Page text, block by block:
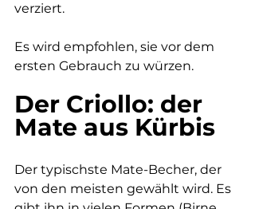
verziert.
Es wird empfohlen, sie vor dem
ersten Gebrauch zu würzen.
Der Criollo: der
Mate aus Kürbis
Der typischste Mate-Becher, der
von den meisten gewählt wird. Es